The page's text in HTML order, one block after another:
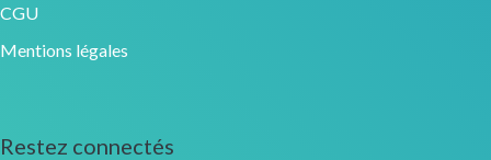
CGU
Mentions légales
Restez connectés